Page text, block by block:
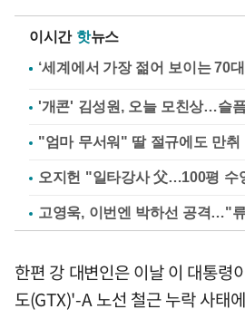
이시간 핫뉴스
'개콘' 김성원, 오늘 모친상…슬
"엄마 무서워" 딸 절규에도 만
오지헌 "일타강사 父…100평 수
고영욱, 이번엔 박하선 공격…"
한편 강 대변인은 이날 이 대통령
도(GTX)'-A 노선 철근 누락 사태